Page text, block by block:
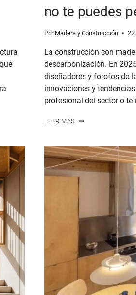
no te puedes
Por Madera y Construcción 22
La construcción con
descarbonización. En
diseñadores y forofos de
innovaciones y
profesional del sector o te
LEER MÁS LOS
DE
CONSTRUCCIÓN
CON
MADERA
QUE
NO
PUEDES
2025
EN